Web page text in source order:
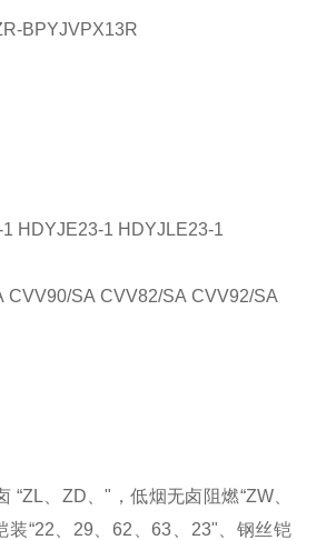
BPYJVPX13R
HDYJE23-1 HDYJLE23-1
SA CVV82/SA CVV92/SA
、ZD、"，低烟无卤阻燃“ZW、
“22、29、62、63、23"、钢丝铠